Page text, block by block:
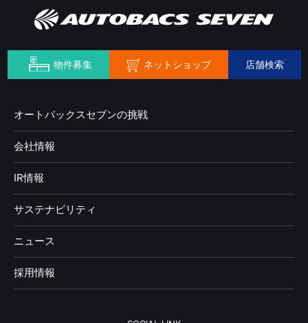
物件募集 ネットショップ 店舗検索
オートバックスセブンの挑戦
会社情報
IR情報
サステナビリティ
ニュース
採用情報